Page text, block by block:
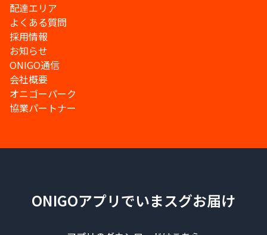
配達エリア
よくある質問
採用情報
お知らせ
ONIGO通信
会社概要
オニゴーパーク
協業パートナー
ONIGOアプリでいまスグお届け